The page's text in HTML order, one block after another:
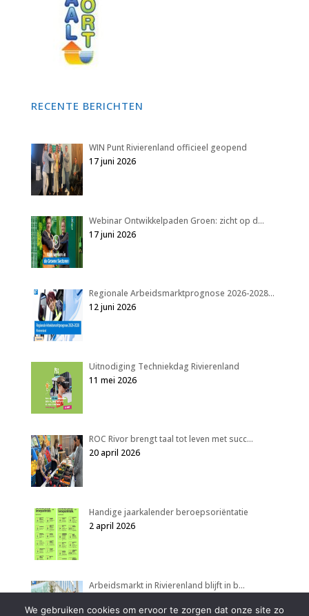
RECENTE BERICHTEN
WIN Punt Rivierenland officieel geopend
17 juni 2026
Webinar Ontwikkelpaden Groen: zicht op d…
17 juni 2026
Regionale Arbeidsmarktprognose 2026-2028…
12 juni 2026
Uitnodiging Techniekdag Rivierenland
11 mei 2026
ROC Rivor brengt taal tot leven met succ…
20 april 2026
Handige jaarkalender beroepsoriëntatie
2 april 2026
Arbeidsmarkt in Rivierenland blijft in b…
We gebruiken cookies om ervoor te zorgen dat onze site zo